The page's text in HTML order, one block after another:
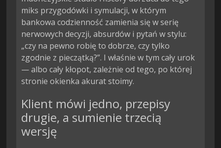
miks przygodówki i symulacji, w którym
bankowa codzienność zamienia się w serię
nerwowych decyzji, absurdów i pytań w stylu:
„czy na pewno robię to dobrze, czy tylko
zgodnie z pieczątką?”. I właśnie w tym cały urok
— albo cały kłopot, zależnie od tego, po której
stronie okienka akurat stoimy.
Klient mówi jedno, przepisy
drugie, a sumienie trzecią
wersję